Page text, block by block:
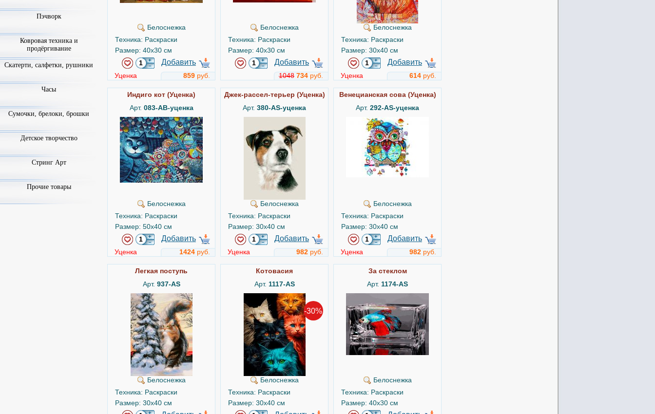
Белоснежка
Техника: Раскраски
Размер: 40x30 см
Добавить
Уценка 859 руб.
Белоснежка
Техника: Раскраски
Размер: 40x30 см
Добавить
1048 734 руб.
Белоснежка
Техника: Раскраски
Размер: 30x40 см
Добавить
Уценка 614 руб.
Индиго кот (Уценка)
Арт. 083-AB-уценка
Белоснежка
Техника: Раскраски
Размер: 50x40 см
Добавить
Уценка 1424 руб.
Джек-рассел-терьер (Уценка)
Арт. 380-AS-уценка
Белоснежка
Техника: Раскраски
Размер: 30x40 см
Добавить
Уценка 982 руб.
Венецианская сова (Уценка)
Арт. 292-AS-уценка
Белоснежка
Техника: Раскраски
Размер: 30x40 см
Добавить
Уценка 982 руб.
Легкая поступь
Арт. 937-AS
Белоснежка
Техника: Раскраски
Размер: 30x40 см
Котовасия
Арт. 1117-AS
-30%
Белоснежка
Техника: Раскраски
Размер: 30x40 см
За стеклом
Арт. 1174-AS
Белоснежка
Техника: Раскраски
Размер: 40x30 см
Пэчворк
Ковровая техника и
продёргивание
Скатерти, салфетки, рушники
Часы
Сумочки, брелоки, брошки
Детское творчество
Стринг Арт
Прочие товары